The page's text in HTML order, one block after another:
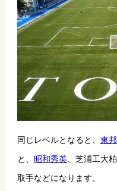
同じレベルとなると、 東
と、 昭和秀英、芝浦工大
取手などになります。